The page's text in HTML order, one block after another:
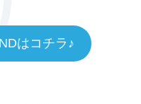
はコチラ♪